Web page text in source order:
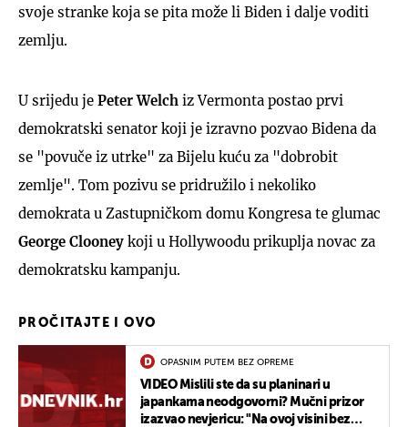
svoje stranke koja se pita može li Biden i dalje voditi
zemlju.
U srijedu je Peter Welch iz Vermonta postao prvi
demokratski senator koji je izravno pozvao Bidena da
se "povuče iz utrke" za Bijelu kuću za "dobrobit
zemlje". Tom pozivu se pridružilo i nekoliko
demokrata u Zastupničkom domu Kongresa te glumac
George Clooney koji u Hollywoodu prikuplja novac za
demokratsku kampanju.
PROČITAJTE I OVO
OPASNIM PUTEM BEZ OPREME
VIDEO Mislili ste da su planinari u
japankama neodgovorni? Mučni prizor
izazvao nevjericu: "Na ovoj visini bez